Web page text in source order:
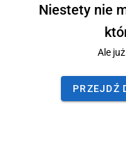
Niestety nie
Ale
PRZEJDŹ